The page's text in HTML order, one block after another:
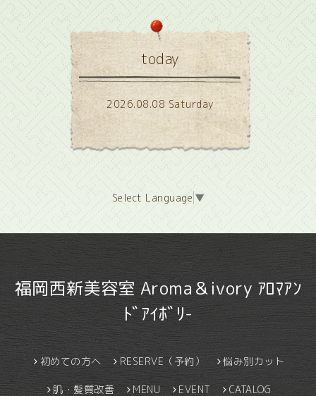
today
2026.08.08 Saturday
Select Language ▼
福岡西新美容室 Aroma＆ivory ｱﾛﾏｱﾝ
ﾄﾞｱｲﾎﾞﾘ-
初めての方へ RESERVE（予約） 悩み別カット
肌・髪質改善 MENU EVENT CATALOG